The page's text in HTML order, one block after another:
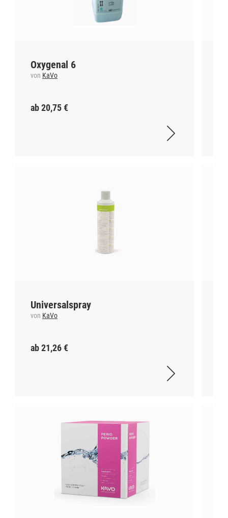
Oxygenal 6
von KaVo
ab 20,75 €
Universalspray
von KaVo
ab 21,26 €